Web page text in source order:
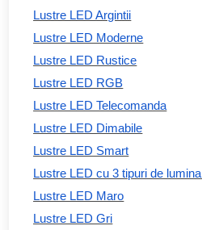
Lustre LED Argintii
Lustre LED Moderne
Lustre LED Rustice
Lustre LED RGB
Lustre LED Telecomanda
Lustre LED Dimabile
Lustre LED Smart
Lustre LED cu 3 tipuri de lumina
Lustre LED Maro
Lustre LED Gri